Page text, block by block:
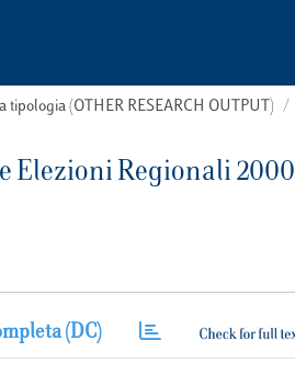
tipologia (OTHER RESEARCH OUTPUT)
Elezioni Regionali 2000
(DC)